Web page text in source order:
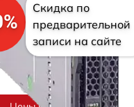
Скидка по
предварительной
записи на сайте